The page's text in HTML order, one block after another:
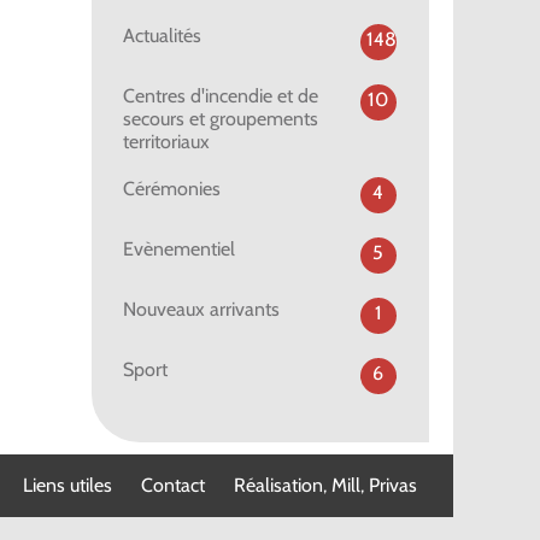
Actualités 148
Centres d'incendie et de
secours et groupements
territoriaux
10
Cérémonies 4
Evènementiel 5
Nouveaux arrivants 1
Sport 6
Liens utiles Contact Réalisation, Mill, Privas